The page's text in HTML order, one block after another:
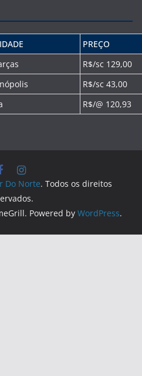
PREÇO
R$/sc 129,00
R$/sc 43,00
R$/@ 120,93
Do Norte. Todos os direitos
Powered by WordPress.